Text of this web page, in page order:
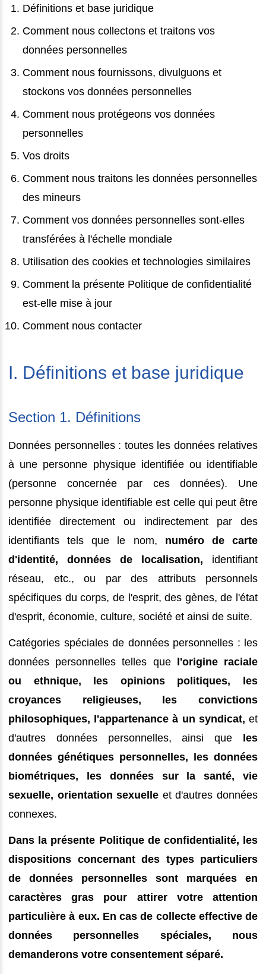
Définitions et base juridique
Comment nous collectons et traitons vos
données personnelles
Comment nous fournissons, divulguons et
stockons vos données personnelles
Comment nous protégeons vos données
personnelles
Vos droits
Comment nous traitons les données personnelles
des mineurs
Comment vos données personnelles sont-elles
transférées à l'échelle mondiale
Utilisation des cookies et technologies similaires
Comment la présente Politique de confidentialité
est-elle mise à jour
Comment nous contacter
I. Définitions et base juridique
Section 1. Définitions
Données personnelles : toutes les données relatives
à une personne physique identifiée ou identifiable
(personne concernée par ces données). Une
personne physique identifiable est celle qui peut être
identifiée directement ou indirectement par des
identifiants tels que le nom, numéro de carte
d'identité, données de localisation, identifiant
réseau, etc., ou par des attributs personnels
spécifiques du corps, de l'esprit, des gènes, de l'état
d'esprit, économie, culture, société et ainsi de suite.
Catégories spéciales de données personnelles : les
données personnelles telles que l'origine raciale
ou ethnique, les opinions politiques, les
croyances religieuses, les convictions
philosophiques, l'appartenance à un syndicat, et
d'autres données personnelles, ainsi que les
données génétiques personnelles, les données
biométriques, les données sur la santé, vie
sexuelle, orientation sexuelle et d'autres données
connexes.
Dans la présente Politique de confidentialité, les
dispositions concernant des types particuliers
de données personnelles sont marquées en
caractères gras pour attirer votre attention
particulière à eux. En cas de collecte effective de
données personnelles spéciales, nous
demanderons votre consentement séparé.